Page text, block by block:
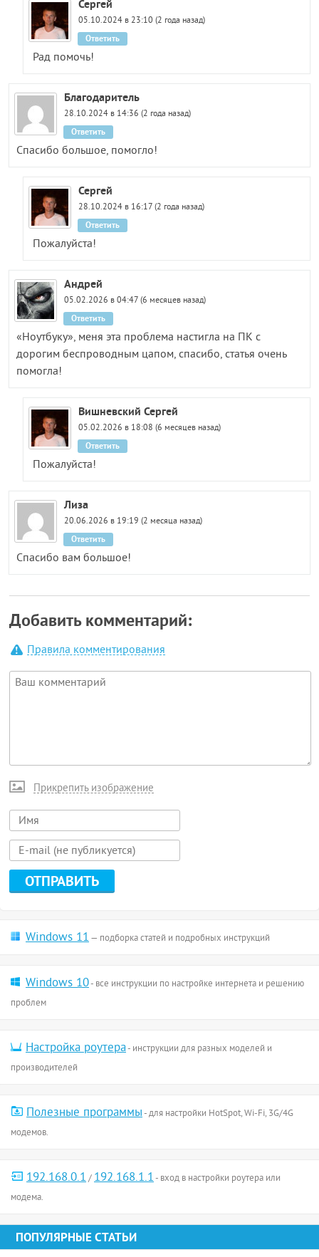
Сергей
05.10.2024 в 23:10 (2 года назад)
Рад помочь!
Ответить
Благодаритель
28.10.2024 в 14:36 (2 года назад)
Спасибо большое, помогло!
Ответить
Сергей
28.10.2024 в 16:17 (2 года назад)
Пожалуйста!
Ответить
Андрей
05.02.2026 в 04:47 (6 месяцев назад)
«Ноутбуку», меня эта проблема настигла на ПК с
дорогим беспроводным цапом, спасибо, статья очень
помогла!
Ответить
Вишневский Сергей
05.02.2026 в 18:08 (6 месяцев назад)
Пожалуйста!
Ответить
Лиза
20.06.2026 в 19:19 (2 месяца назад)
Спасибо вам большое!
Ответить
Добавить комментарий:
Правила комментирования
Прикрепить изображение
Windows 11— подборка статей и подробных инструкций
Windows 10- все инструкции по настройке интернета и решению
проблем
Настройка роутера- инструкции для разных моделей и
производителей
Полезные программы- для настройки HotSpot, Wi-Fi, 3G/4G
модемов.
192.168.0.1/192.168.1.1- вход в настройки роутера или
модема.
ПОПУЛЯРНЫЕ СТАТЬИ